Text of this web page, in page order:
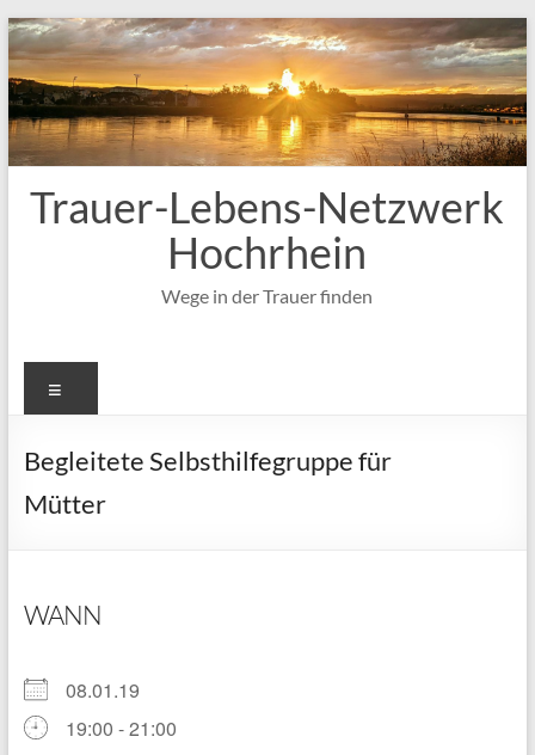
Zum
Inhalt
springen
Trauer-Lebens-Netzwerk
Hochrhein
Wege in der Trauer finden
Begleitete Selbsthilfegruppe für
Mütter
WANN
08.01.19
19:00 - 21:00